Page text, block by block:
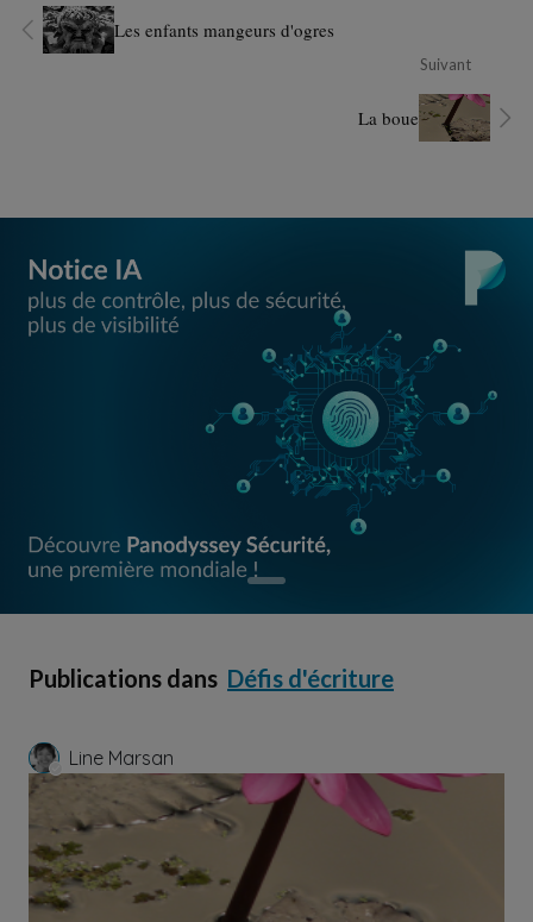
Les enfants mangeurs d'ogres
Suivant
La boue
Publications dans Défis d'écriture
Line Marsan